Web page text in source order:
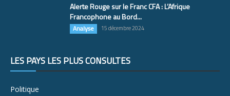
Alerte Rouge sur le Franc CFA : L’Afrique
Francophone au Bord...
Analyse 15 décembre 2024
LES PAYS LES PLUS CONSULTÉS
Politique